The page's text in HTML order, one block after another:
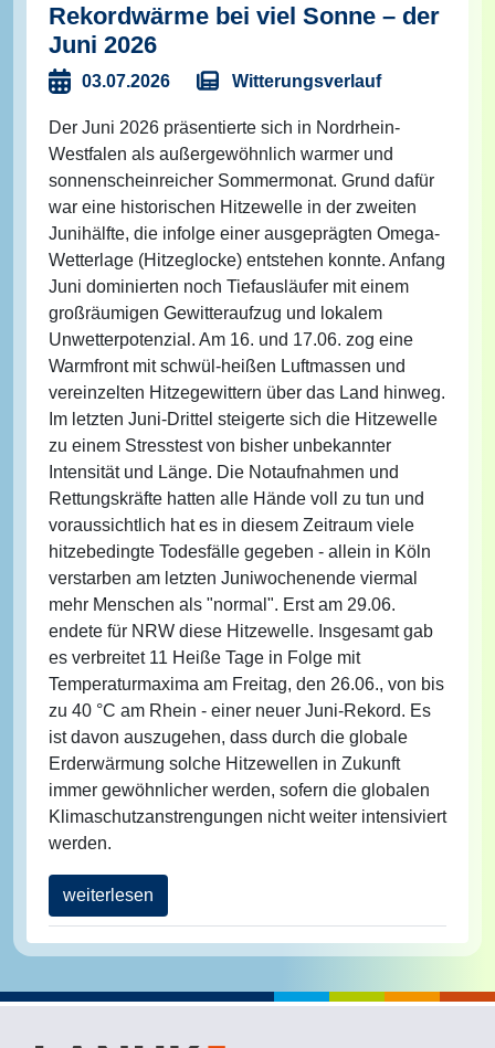
Rekordwärme bei viel Sonne – der
Juni 2026
03.07.2026 Witterungsverlauf
Der Juni 2026 präsentierte sich in Nordrhein-
Westfalen als außergewöhnlich warmer und
sonnenscheinreicher Sommermonat. Grund dafür
war eine historischen Hitzewelle in der zweiten
Junihälfte, die infolge einer ausgeprägten Omega-
Wetterlage (Hitzeglocke) entstehen konnte. Anfang
Juni dominierten noch Tiefausläufer mit einem
großräumigen Gewitteraufzug und lokalem
Unwetterpotenzial. Am 16. und 17.06. zog eine
Warmfront mit schwül-heißen Luftmassen und
vereinzelten Hitzegewittern über das Land hinweg.
Im letzten Juni-Drittel steigerte sich die Hitzewelle
zu einem Stresstest von bisher unbekannter
Intensität und Länge. Die Notaufnahmen und
Rettungskräfte hatten alle Hände voll zu tun und
voraussichtlich hat es in diesem Zeitraum viele
hitzebedingte Todesfälle gegeben - allein in Köln
verstarben am letzten Juniwochenende viermal
mehr Menschen als "normal". Erst am 29.06.
endete für NRW diese Hitzewelle. Insgesamt gab
es verbreitet 11 Heiße Tage in Folge mit
Temperaturmaxima am Freitag, den 26.06., von bis
zu 40 °C am Rhein - einer neuer Juni-Rekord. Es
ist davon auszugehen, dass durch die globale
Erderwärmung solche Hitzewellen in Zukunft
immer gewöhnlicher werden, sofern die globalen
Klimaschutzanstrengungen nicht weiter intensiviert
werden.
weiterlesen